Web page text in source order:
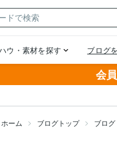
会
ホーム ブログトップ ブログ